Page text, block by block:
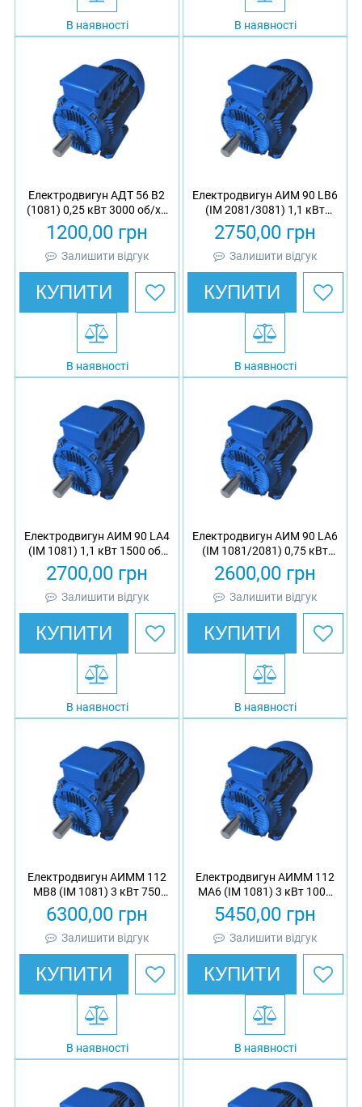
В наявності В наявності
Електродвигун АДТ 56 B2
(1081) 0,25 кВт 3000 об/хв
асинхронний трифазний
1200,00 грн
Залишити відгук
КУПИТИ
В наявності
Електродвигун АИМ 90 LB6
(IM 2081/3081) 1,1 кВт
1000 об/хв
вибухозахищений
асинхронний трифазний
2750,00 грн
Залишити відгук
КУПИТИ
В наявності
Електродвигун АИМ 90 LА4
(IM 1081) 1,1 кВт 1500 об/
хв вибухозахищений
асинхронний трифазний
2700,00 грн
Залишити відгук
КУПИТИ
В наявності
Електродвигун АИМ 90 LА6
(IM 1081/2081) 0,75 кВт
1000 об/хв
вибухозахищений
асинхронний трифазний
2600,00 грн
Залишити відгук
КУПИТИ
В наявності
Електродвигун АИММ 112
МB8 (IM 1081) 3 кВт 750
об/хв вибухозахищений
асинхронний трифазний
6300,00 грн
Залишити відгук
КУПИТИ
В наявності
Електродвигун АИММ 112
МА6 (IM 1081) 3 кВт 1000
об/хв вибухозахищений
асинхронний трифазний
5450,00 грн
Залишити відгук
КУПИТИ
В наявності